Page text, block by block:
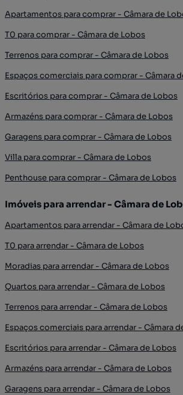
Apartamentos para comprar - Câmara de
T0 para comprar - Câmara de Lobos
Terrenos para comprar - Câmara de Lobos
Espaços comerciais para comprar - Câmara
Escritórios para comprar - Câmara de Lobos
Armazéns para comprar - Câmara de Lobos
Garagens para comprar - Câmara de Lobos
Villa para comprar - Câmara de Lobos
Penthouse para comprar - Câmara de Lobos
Imóveis para arrendar - Câmara de
Apartamentos para arrendar - Câmara de
T0 para arrendar - Câmara de Lobos
Moradias para arrendar - Câmara de Lobos
Quartos para arrendar - Câmara de Lobos
Terrenos para arrendar - Câmara de Lobos
Espaços comerciais para arrendar - Câmara
Escritórios para arrendar - Câmara de Lobos
Armazéns para arrendar - Câmara de Lobos
Garagens para arrendar - Câmara de Lobos